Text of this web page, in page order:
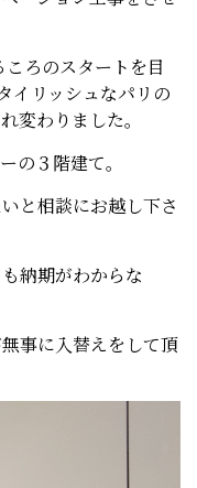
ろのスタートを目
イリッシュなパリの
変わりました。
の３階建て。
と相談にお越し下さ
納期がわからな
事に入替えをして頂